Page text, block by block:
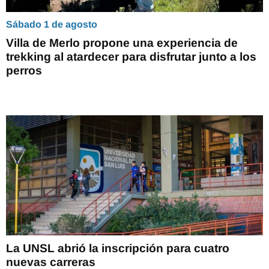
Sábado 1 de agosto
Villa de Merlo propone una experiencia de
trekking al atardecer para disfrutar junto a los
perros
La UNSL abrió la inscripción para cuatro
nuevas carreras